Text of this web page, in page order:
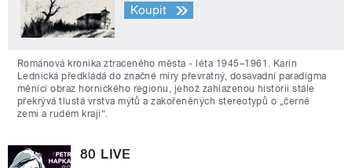
Koupit
Románová kronika ztraceného města - léta 1945–1961. Karin
Lednická předkládá do značné míry převratný, dosavadní paradigma
měnící obraz hornického regionu, jehož zahlazenou historii stále
překrývá tlustá vrstva mýtů a zakořeněných stereotypů o „černé
zemi a rudém kraji“.
80 LIVE